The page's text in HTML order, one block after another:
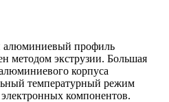
алюминиевый профиль
методом экструзии. Большая
корпуса
температурный режим
компонентов.